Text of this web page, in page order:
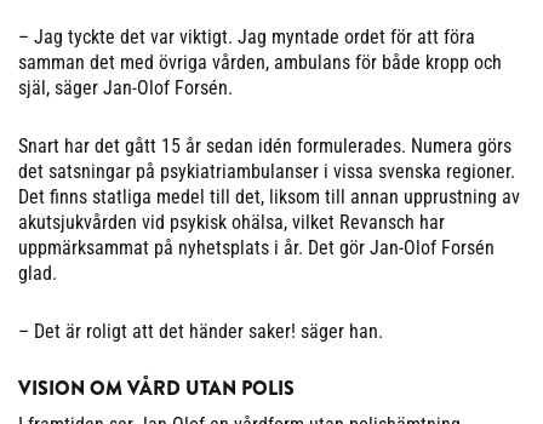
– Jag tyckte det var viktigt. Jag myntade ordet för att föra
samman det med övriga vården, ambulans för både kropp och
själ, säger Jan-Olof Forsén.
Snart har det gått 15 år sedan idén formulerades. Numera görs
det satsningar på psykiatriambulanser i vissa svenska regioner.
Det finns statliga medel till det, liksom till annan upprustning av
akutsjukvården vid psykisk ohälsa, vilket Revansch har
uppmärksammat på nyhetsplats i år. Det gör Jan-Olof Forsén
glad.
– Det är roligt att det händer saker! säger han.
VISION OM VÅRD UTAN POLIS